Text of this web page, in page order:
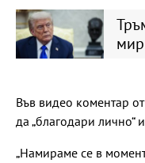
Във видео коментар
да „благодари лично“
„Намираме се в